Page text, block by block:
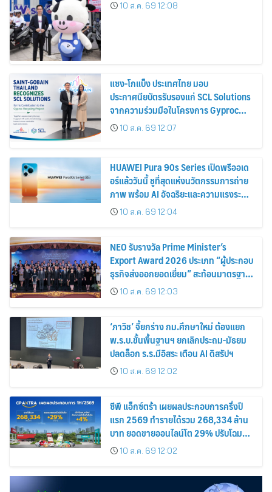
10 ส.ค. 69 12:08
แซง-โกแบ็ง ประเทศไทย มอบ
ประกาศนียบัตรรับรองแก่ SCL Solutions
จากความร่วมมือในโครงการ Gyproc
Recycling
10 ส.ค. 69 12:07
HUAWEI Pura 90s Series เปิดพรีออเด
อร์แล้ววันนี้ ชูที่สุดแห่งนวัตกรรมการถ่าย
ภาพ พร้อม AI อัจฉริยะและความแรงระดับ
5G Advanced
10 ส.ค. 69 12:04
NEO รับรางวัล Prime Minister’s
Export Award 2026 ประเภท “ผู้ประกอบ
ธุรกิจส่งออกยอดเยี่ยม” สะท้อนมาตรฐาน
การดำเนินธุรกิจ พร้อมยกระดับศักยภาพ
สินค้าไทยสู่ตลาดโลก
10 ส.ค. 69 12:03
‘ภาวิช’ จี้ยกร่าง กม.ศึกษาใหม่ ต้องแยก
พ.ร.บ.ขั้นพื้นฐานฯ ยกเลิกประถม-มัธยม
ปลดล็อก ร.ร.มีอิสระ เตือน AI ดิสรัปฯ
10 ส.ค. 69 12:02
ซีพี แอ็กซ์ตร้า เผยผลประกอบการครึ่งปี
แรก 2569 ทำรายได้รวม 268,334 ล้าน
บาท ยอดขายออนไลน์โต 29% ปรับโฉม
สาขาใหม่ดันอัตราเช่าพื้นที่โต 4%
10 ส.ค. 69 12:02